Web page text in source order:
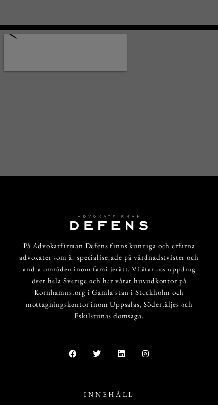
På Advokatfirman Defens finns kunniga och erfarna
advokater som är specialiserade på vårdnadstvister och
andra områden inom familjerätt. Vi åtar oss uppdrag
över hela Sverige och har vårat huvudkontor på
Kornhamnstorg i Gamla stan i Stockholm och
mottagningskontor inom Uppsalas, Södertäljes och
Eskilstunas domsaga.
INNEHÅLL